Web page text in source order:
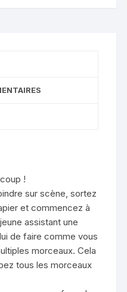
!
sur scène, sortez
et commencez à
assistant une
de faire comme vous
morceaux. Cela
tous les morceaux